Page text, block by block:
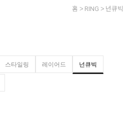
홈 RING 넌큐빅
스타일링 레이어드 넌큐빅